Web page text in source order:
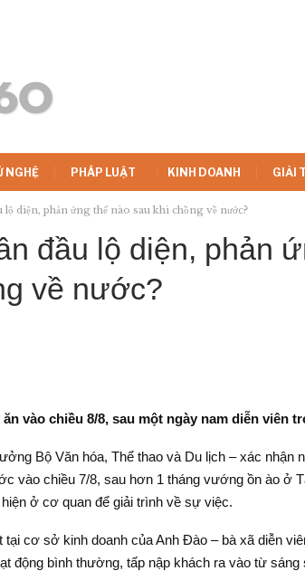
NGHỆ PHÁP LUẬT KINH DOANH GIẢI
diện, phản ứng thế nào sau khi chồng về nước?
đầu lộ diện, phản
về nước?
vào chiều 8/8, sau một ngày nam diễn viên
Bộ Văn hóa, Thể thao và Du lịch – xác nhận
vào chiều 7/8, sau hơn 1 tháng vướng ồn ào ở
ở cơ quan để giải trình về sự việc.
tại cơ sở kinh doanh của Anh Đào – bà xã diễn
động bình thường, tấp nập khách ra vào từ